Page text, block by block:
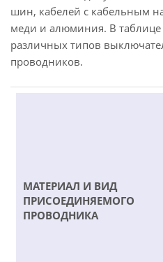
шин, кабелей с кабельным
меди и алюминия. В
различных типов
проводников.
МАТЕРИАЛ И ВИД
ПРИСОЕДИНЯЕМОГО
ПРОВОДНИКА